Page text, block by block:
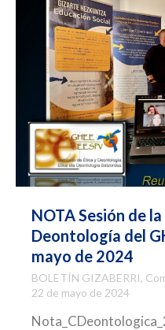
NOTA Sesión de
Deontología del
mayo de 2024
BOLETÍN GIZABERRI,
22 de mayo de 2024